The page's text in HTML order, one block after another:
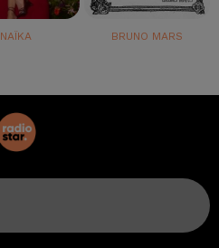
NAÏKA BRUNO MARS